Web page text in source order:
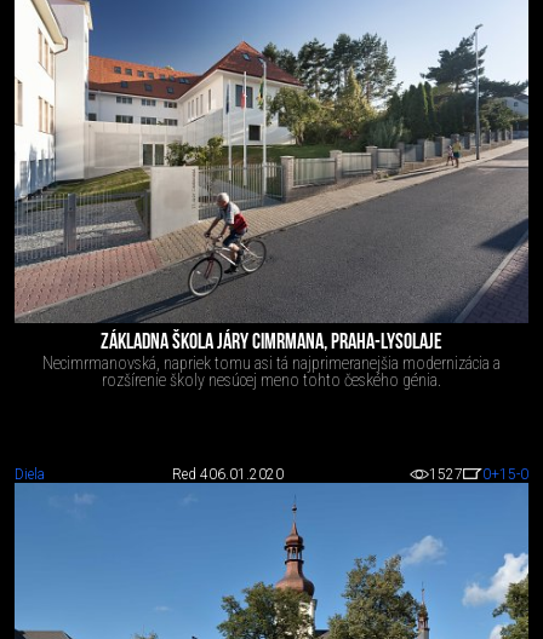
ZÁKLADNA ŠKOLA JÁRY CIMRMANA, PRAHA-LYSOLAJE
Necimrmanovská, napriek tomu asi tá najprimeranejšia modernizácia a
rozšírenie školy nesúcej meno tohto českého génia.
Diela Red 406.01.2020 1527 0+15-0